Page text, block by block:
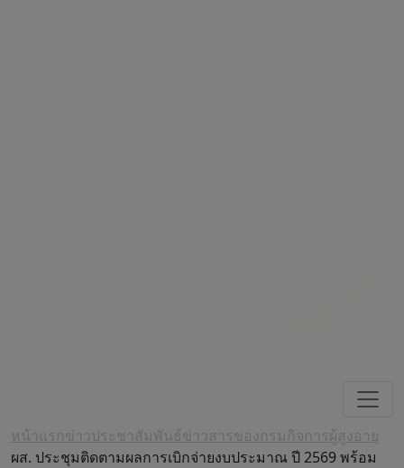
หน้าแรกข่าวประชาสัมพันธ์ข่าวสารของกรมกิจการผู้สูงอายุ
ผส. ประชุมติดตามผลการเบิกจ่ายงบประมาณ ปี 2569 พร้อม